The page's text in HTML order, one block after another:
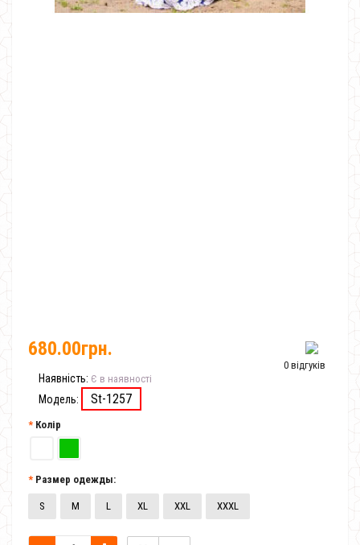
0 відгуків
680.00грн.
Наявність: Є в наявності
Модель: St-1257
Колір
Размер одежды:
S M L XL XXL XXXL